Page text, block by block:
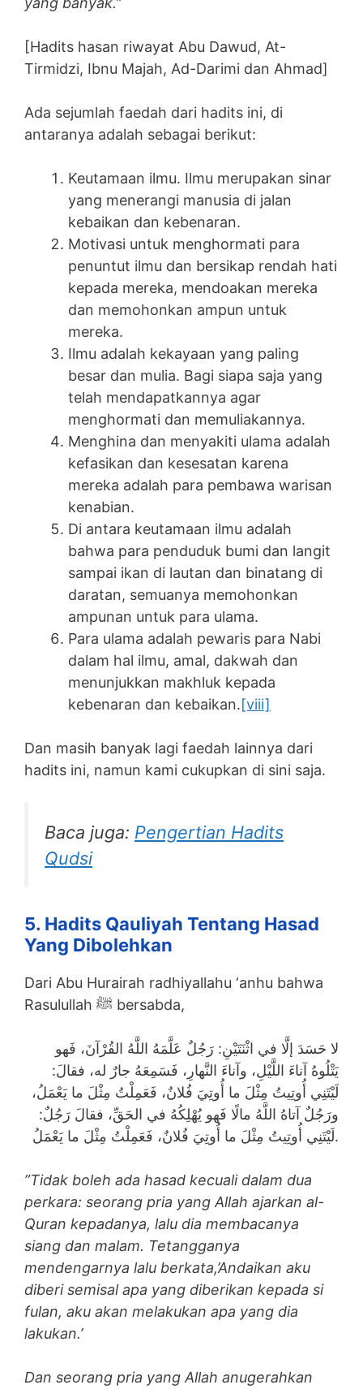
[Hadits hasan riwayat Abu Dawud, At-
Tirmidzi, Ibnu Majah, Ad-Darimi dan Ahmad]
Ada sejumlah faedah dari hadits ini, di
antaranya adalah sebagai berikut:
Keutamaan ilmu. Ilmu merupakan sinar
yang menerangi manusia di jalan
kebaikan dan kebenaran.
Motivasi untuk menghormati para
penuntut ilmu dan bersikap rendah hati
kepada mereka, mendoakan mereka
dan memohonkan ampun untuk
mereka.
Ilmu adalah kekayaan yang paling
besar dan mulia. Bagi siapa saja yang
telah mendapatkannya agar
menghormati dan memuliakannya.
Menghina dan menyakiti ulama adalah
kefasikan dan kesesatan karena
mereka adalah para pembawa warisan
kenabian.
Di antara keutamaan ilmu adalah
bahwa para penduduk bumi dan langit
sampai ikan di lautan dan binatang di
daratan, semuanya memohonkan
ampunan untuk para ulama.
Para ulama adalah pewaris para Nabi
dalam hal ilmu, amal, dakwah dan
menunjukkan makhluk kepada
kebenaran dan kebaikan.[viii]
Dan masih banyak lagi faedah lainnya dari
hadits ini, namun kami cukupkan di sini saja.
Baca juga: Pengertian Hadits
Qudsi
5. Hadits Qauliyah Tentang Hasad
Yang Dibolehkan
Dari Abu Hurairah radhiyallahu ‘anhu bahwa
Rasulullah ﷺ bersabda,
لا حَسَدَ إلَّا في اثْنَتَيْنِ: رَجُلٌ عَلَّمَهُ اللَّهُ القُرْآنَ، فَهو
يَتْلُوهُ آناءَ اللَّيْلِ، وآناءَ النَّهارِ، فَسَمِعَهُ جارٌ له، فقالَ:
لَيْتَنِي أُوتِيتُ مِثْلَ ما أُوتِيَ فُلانٌ، فَعَمِلْتُ مِثْلَ ما يَعْمَلُ،
ورَجُلٌ آتاهُ اللَّهُ مالًا فَهو يُهْلِكُهُ في الحَقِّ، فقالَ رَجُلٌ:
لَيْتَنِي أُوتِيتُ مِثْلَ ما أُوتِيَ فُلانٌ، فَعَمِلْتُ مِثْلَ ما يَعْمَلُ.
”Tidak boleh ada hasad kecuali dalam dua
perkara: seorang pria yang Allah ajarkan al-
Quran kepadanya, lalu dia membacanya
siang dan malam. Tetangganya
mendengarnya lalu berkata,’Andaikan aku
diberi semisal apa yang diberikan kepada si
fulan, aku akan melakukan apa yang dia
lakukan.’
Dan seorang pria yang Allah anugerahkan